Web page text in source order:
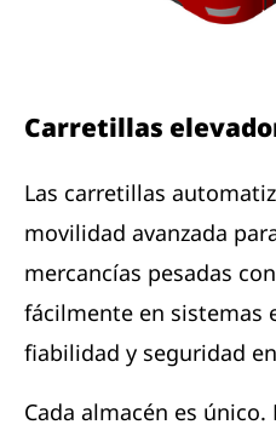
Carretillas
Las carretillas
movilidad avanzada
mercancías pesadas
fácilmente en sistemas
fiabilidad y seguridad
Cada almacén es único.